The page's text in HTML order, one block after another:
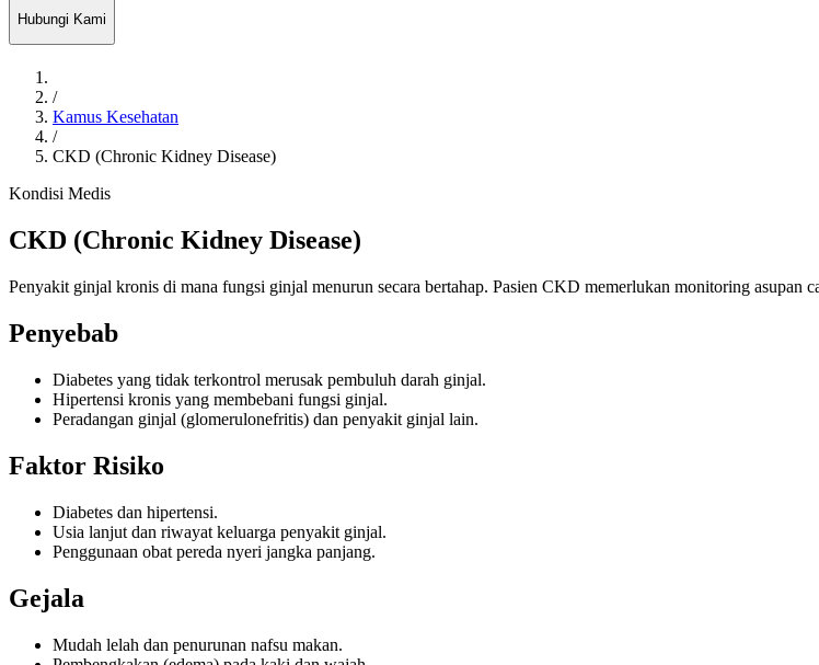
Hubungi Kami
/
Kamus Kesehatan
/
CKD (Chronic Kidney Disease)
Kondisi Medis
CKD (Chronic Kidney Disease)
Penyakit ginjal kronis di mana fungsi ginjal menurun secara bertahap. Pasien CKD memerlukan monitoring asupan
Penyebab
Diabetes yang tidak terkontrol merusak pembuluh darah ginjal.
Hipertensi kronis yang membebani fungsi ginjal.
Peradangan ginjal (glomerulonefritis) dan penyakit ginjal lain.
Faktor Risiko
Diabetes dan hipertensi.
Usia lanjut dan riwayat keluarga penyakit ginjal.
Penggunaan obat pereda nyeri jangka panjang.
Gejala
Mudah lelah dan penurunan nafsu makan.